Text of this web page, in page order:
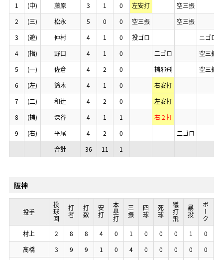
1
(中) 藤原 3 1 0 左安打
空三振
2
(三) 松永 5 0 0 空三振
空三振
3
(遊) 仲村 4 1 0 投ゴロ
ニゴロ
4
(指) 野口 4 1 0 二ゴロ
空三振
5
(一) 佐倉 4 2 0 捕邪飛
空三振
6
(左) 鈴木 4 1 0 右安打
7
(二) 和辻 4 2 0 左安打
8
(捕) 深谷 4 1 1 右２打
9
(右) 平尾 4 2 0
二ゴロ
合計
36 11 1
1
(中) 藤原 3 1 0 左安打
空三振
2
(三) 松永 5 0 0 空三振
空三振
3
(遊) 仲村 4 1 0 投ゴロ
ニゴロ
4
(指) 野口 4 1 0 二ゴロ
空三振
5
(一) 佐倉 4 2 0 捕邪飛
空三振
6
(左) 鈴木 4 1 0 右安打
7
(二) 和辻 4 2 0 左安打
8
(捕) 深谷 4 1 1 右２打
9
(右) 平尾 4 2 0
二ゴロ
合計
36 11 1
1
(中) 藤原 3 1 0 左安打
空三振
2
(三) 松永 5 0 0 空三振
空三振
3
(遊) 仲村 4 1 0 投ゴロ
ニゴロ
4
(指) 野口 4 1 0 二ゴロ
空三振
5
(一) 佐倉 4 2 0 捕邪飛
空三振
6
(左) 鈴木 4 1 0 右安打
7
(二) 和辻 4 2 0 左安打
8
(捕) 深谷 4 1 1 右２打
9
(右) 平尾 4 2 0
二ゴロ
合計
36 11 1
1
(中) 藤原 3 1 0 左安打
空三振
2
(三) 松永 5 0 0 空三振
空三振
3
(遊) 仲村 4 1 0 投ゴロ
ニゴロ
4
(指) 野口 4 1 0 二ゴロ
空三振
5
(一) 佐倉 4 2 0 捕邪飛
空三振
6
(左) 鈴木 4 1 0 右安打
7
(二) 和辻 4 2 0 左安打
8
(捕) 深谷 4 1 1 右２打
9
(右) 平尾 4 2 0
二ゴロ
合計
36 11 1
阪神
投手 投球回 打者 打数 安打 本塁打 三振 四球 死球 犠打飛 暴投 ボーク
村上 2 8 8 4 0 1 0 0 0 1 0
髙橋
3 9 9 1 0 4 0 0 0 0 0
投手 投球回 打者 打数 安打 本塁打 三振 四球 死球 犠打飛 暴投 ボーク
村上 2 8 8 4 0 1 0 0 0 1 0
髙橋
3 9 9 1 0 4 0 0 0 0 0
投手 投球回 打者 打数 安打 本塁打 三振 四球 死球 犠打飛 暴投 ボーク
村上 2 8 8 4 0 1 0 0 0 1 0
髙橋
3 9 9 1 0 4 0 0 0 0 0
投手 投球回 打者 打数 安打 本塁打 三振 四球 死球 犠打飛 暴投 ボーク
村上 2 8 8 4 0 1 0 0 0 1 0
髙橋
3 9 9 1 0 4 0 0 0 0 0